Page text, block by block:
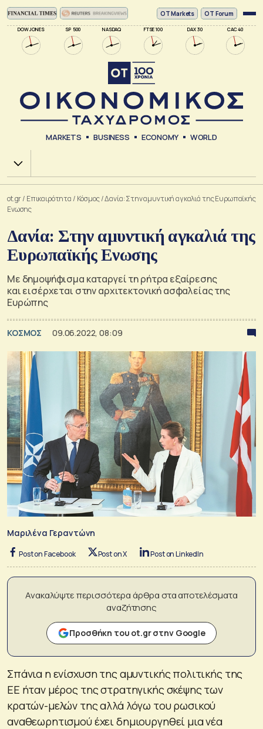
DOW JONES SP 500 NASDAQ FTSE 100 DAX 30 CAC 40
ΟΤ Markets OT Forum
MARKETS BUSINESS ECONOMY WORLD
Χ.Α.
ot.gr/ Επικαιρότητα / Κόσμος/Δανία: Στην αμυντική αγκαλιά της Ευρωπαϊκής
Ενωσης
Δανία: Στην αμυντική αγκαλιά της
Ευρωπαϊκής Ενωσης
Με δημοψήφισμα καταργεί τη ρήτρα εξαίρεσης
και εισέρχεται στην αρχιτεκτονική ασφαλείας της
Ευρώπης
ΚΟΣΜΟΣ 09.06.2022, 08:09
Μαριλένα Γεραντώνη
Post on Facebook Post on X Post on LinkedIn
Ανακαλύψτε περισσότερα άρθρα στα αποτελέσματα
αναζήτησης
Προσθήκη του ot.gr στην Google
Σπάνια η ενίσχυση της αμυντικής πολιτικής της
ΕΕ ήταν μέρος της στρατηγικής σκέψης των
κρατών-μελών της αλλά λόγω του ρωσικού
αναθεωρητισμού έχει δημιουργηθεί μια νέα